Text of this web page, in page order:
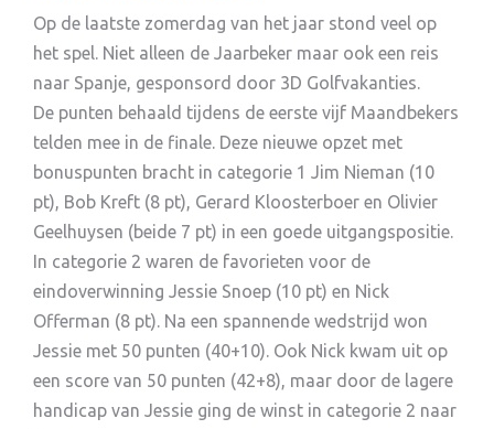
Op de laatste zomerdag van het jaar stond veel op
het spel. Niet alleen de Jaarbeker maar ook een reis
naar Spanje, gesponsord door 3D Golfvakanties.
De punten behaald tijdens de eerste vijf Maandbekers
telden mee in de finale. Deze nieuwe opzet met
bonuspunten bracht in categorie 1 Jim Nieman (10
pt), Bob Kreft (8 pt), Gerard Kloosterboer en Olivier
Geelhuysen (beide 7 pt) in een goede uitgangspositie.
In categorie 2 waren de favorieten voor de
eindoverwinning Jessie Snoep (10 pt) en Nick
Offerman (8 pt). Na een spannende wedstrijd won
Jessie met 50 punten (40+10). Ook Nick kwam uit op
een score van 50 punten (42+8), maar door de lagere
handicap van Jessie ging de winst in categorie 2 naar